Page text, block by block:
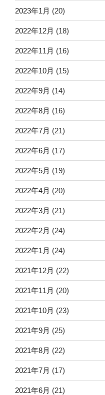
2023年1月 (20)
2022年12月 (18)
2022年11月 (16)
2022年10月 (15)
2022年9月 (14)
2022年8月 (16)
2022年7月 (21)
2022年6月 (17)
2022年5月 (19)
2022年4月 (20)
2022年3月 (21)
2022年2月 (24)
2022年1月 (24)
2021年12月 (22)
2021年11月 (20)
2021年10月 (23)
2021年9月 (25)
2021年8月 (22)
2021年7月 (17)
2021年6月 (21)